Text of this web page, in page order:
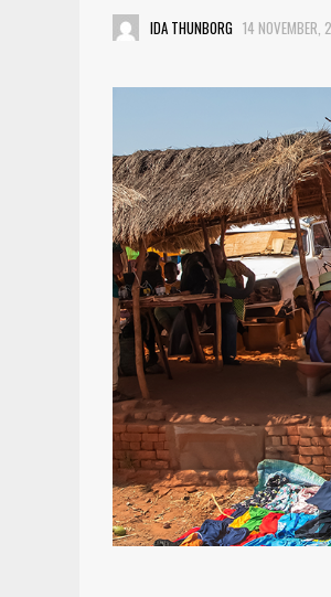
IDA THUNBORG 14 NOVEMBER,